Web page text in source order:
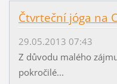
Čtvrteční jóga na
29.05.2013 07:43
Z důvodu malého
pokročilé...